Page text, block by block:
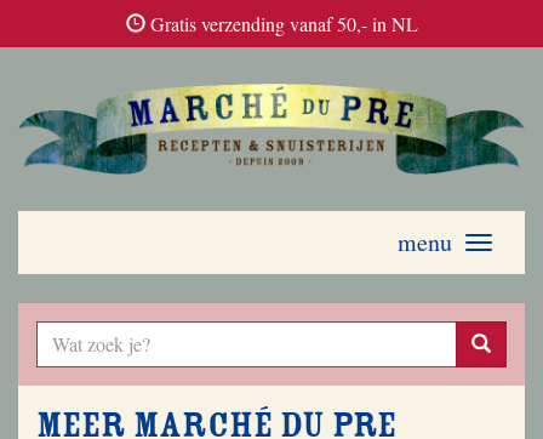
Gratis verzending vanaf 50,- in NL
Toggle
menu
Meer Marché du Pre